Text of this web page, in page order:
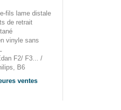
fils lame distale
de retrait
vinyle sans
F2/ F3... /
B6
ventes